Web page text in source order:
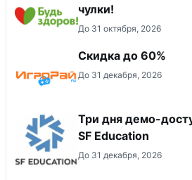
чулки!
До 31 октября, 2026
Скидка до 60%
До 31 декабря, 2026
Три дня демо-
SF Education
До 31 декабря, 2026